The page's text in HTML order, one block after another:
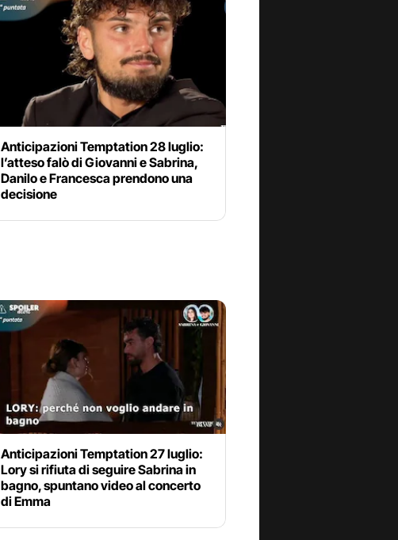
Anticipazioni Temptation 28 luglio:
l’atteso falò di Giovanni e Sabrina,
Danilo e Francesca prendono una
decisione
Anticipazioni Temptation 27 luglio:
Lory si rifiuta di seguire Sabrina in
bagno, spuntano video al concerto
di Emma